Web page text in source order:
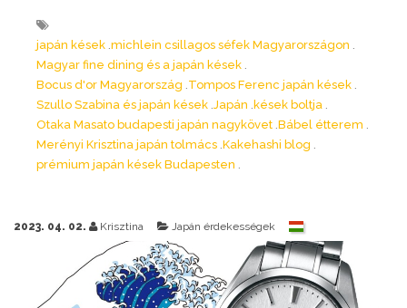
japán kések michlein csillagos séfek Magyarországon
Magyar fine dining és a japán kések
Bocus d'or Magyarország Tompos Ferenc japán kések
Szullo Szabina és japán kések Japán kések boltja
Otaka Masato budapesti japán nagykövet Bábel étterem
Merényi Krisztina japán tolmács Kakehashi blog
prémium japán kések Budapesten
2023. 04. 02. Krisztina Japán érdekességek